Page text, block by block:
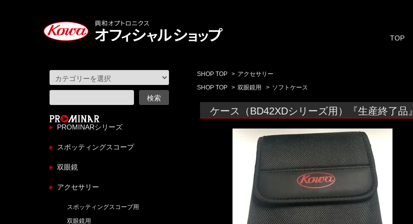
TOP
SHOP TOP > アクセサリー
SHOP TOP
> 双眼鏡用 > ソフトケース
ケース（BD42XDシリーズ用）『生産終了品』
PROMINARシリーズ
スポッティングスコープ
双眼鏡
アクセサリー
スポッティングスコープ用
双眼鏡用